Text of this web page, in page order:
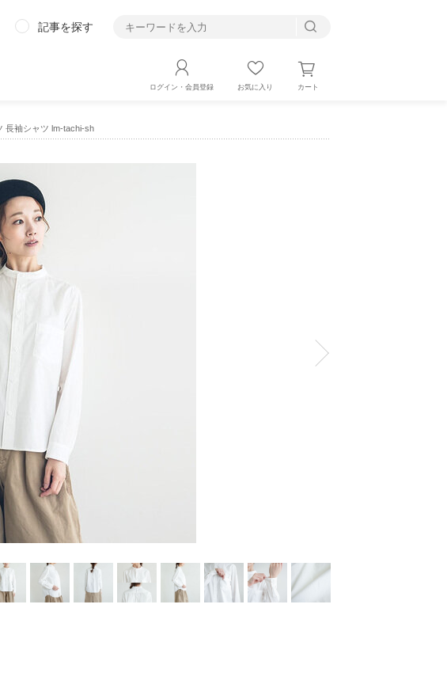
記事を探す
ログイン・会員登録 お気に入り カート
長袖シャツ lm-tachi-sh